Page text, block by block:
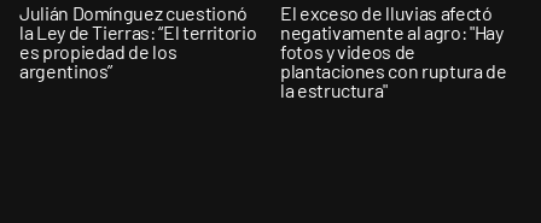
Julián Domínguez cuestionó
la Ley de Tierras: “El territorio
es propiedad de los
argentinos”
El exceso de lluvias afectó
negativamente al agro: "Hay
fotos y videos de
plantaciones con ruptura de
la estructura"